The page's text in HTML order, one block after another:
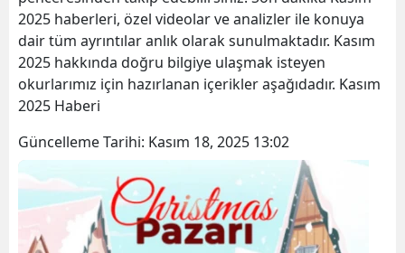
2025 haberleri, özel videolar ve analizler ile konuya
dair tüm ayrıntılar anlık olarak sunulmaktadır. Kasım
2025 hakkında doğru bilgiye ulaşmak isteyen
okurlarımız için hazırlanan içerikler aşağıdadır. Kasım
2025 Haberi
Güncelleme Tarihi: Kasım 18, 2025 13:02